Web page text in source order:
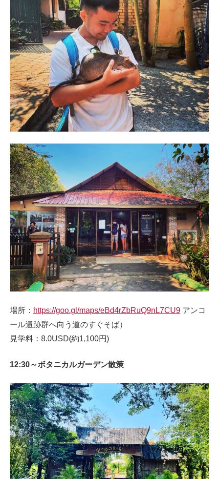
場所： https://goo.gl/maps/eBd4rZbRuQ9nL7CU9 アンコ
ール遺跡群へ向う道のすぐそば）
見学料：8.0USD(約1,100円)
12:30～ボタニカルガーデン散策